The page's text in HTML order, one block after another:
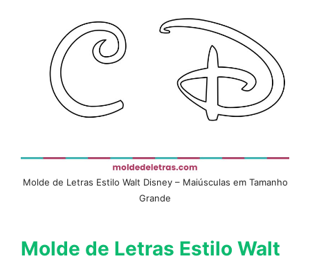
Molde de Letras Estilo Walt Disney – Maiúsculas em Tamanho
Grande
Molde de Letras Estilo Walt